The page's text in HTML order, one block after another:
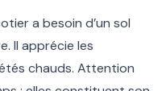
a besoin d’un sol
Il apprécie les
chauds. Attention